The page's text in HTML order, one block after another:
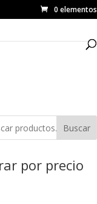
0 elementos
Buscar
por precio